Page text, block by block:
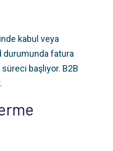
kabul veya
durumunda fatura
başlıyor. B2B